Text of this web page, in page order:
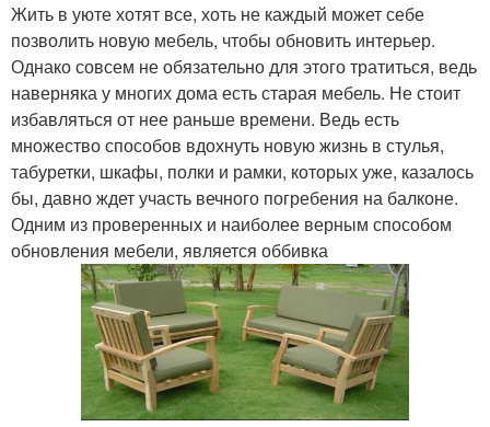
Жить в уюте хотят все, хоть не каждый может себе
позволить новую мебель, чтобы обновить интерьер.
Однако совсем не обязательно для этого тратиться, ведь
наверняка у многих дома есть старая мебель. Не стоит
избавляться от нее раньше времени. Ведь есть
множество способов вдохнуть новую жизнь в стулья,
табуретки, шкафы, полки и рамки, которых уже, казалось
бы, давно ждет участь вечного погребения на балконе.
Одним из проверенных и наиболее верным способом
обновления мебели, является оббивка